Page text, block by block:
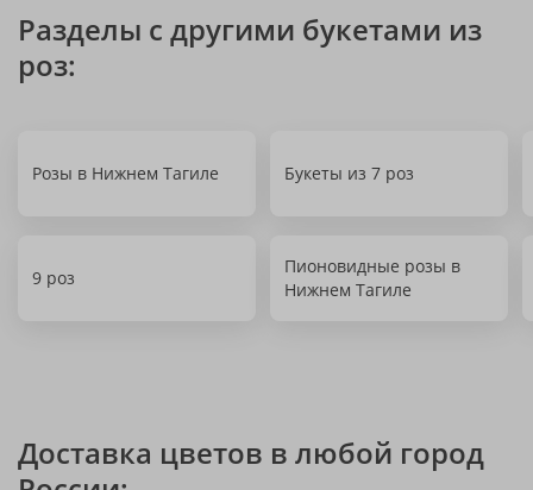
Разделы с другими букетами из
роз:
Розы в Нижнем Тагиле Букеты из 7 роз
9 роз
Пионовидные розы в
Нижнем Тагиле
Доставка цветов в любой город